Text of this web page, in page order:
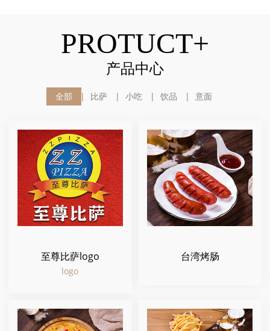
PROTUCT+
产品中心
全部 比萨 小吃 饮品 意面
至尊比萨logo
logo
台湾烤肠